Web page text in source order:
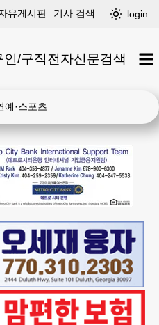
유게시판 기사 검색 login
인/구직전자신문검색
예·스포츠